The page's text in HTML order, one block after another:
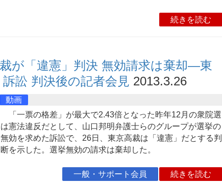
続きを読む
が「違憲」判決 無効請求は棄却―東
訟 判決後の記者会見 2013.3.26
動画
「一票の格差」が最大で2.43倍となった昨年12月の衆院選
は憲法違反だとして、山口邦明弁護士らのグループが選挙の
無効を求めた訴訟で、26日、東京高裁は「違憲」だとする判
断を示した。選挙無効の請求は棄却した。
一般・サポート会員 続きを読む